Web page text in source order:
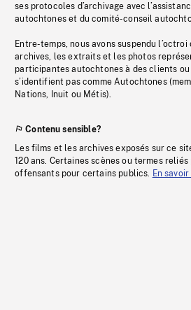
ses protocoles d’archivage avec
autochtones et du comité-conseil
Entre-temps, nous avons suspendu
archives, les extraits et les photos
participantes autochtones à des clients
s’identifient pas comme Autochtones
Nations, Inuit ou Métis).
Contenu sensible?
Les films et les archives exposés sur ce
120 ans. Certaines scènes ou termes
offensants pour certains publics. En